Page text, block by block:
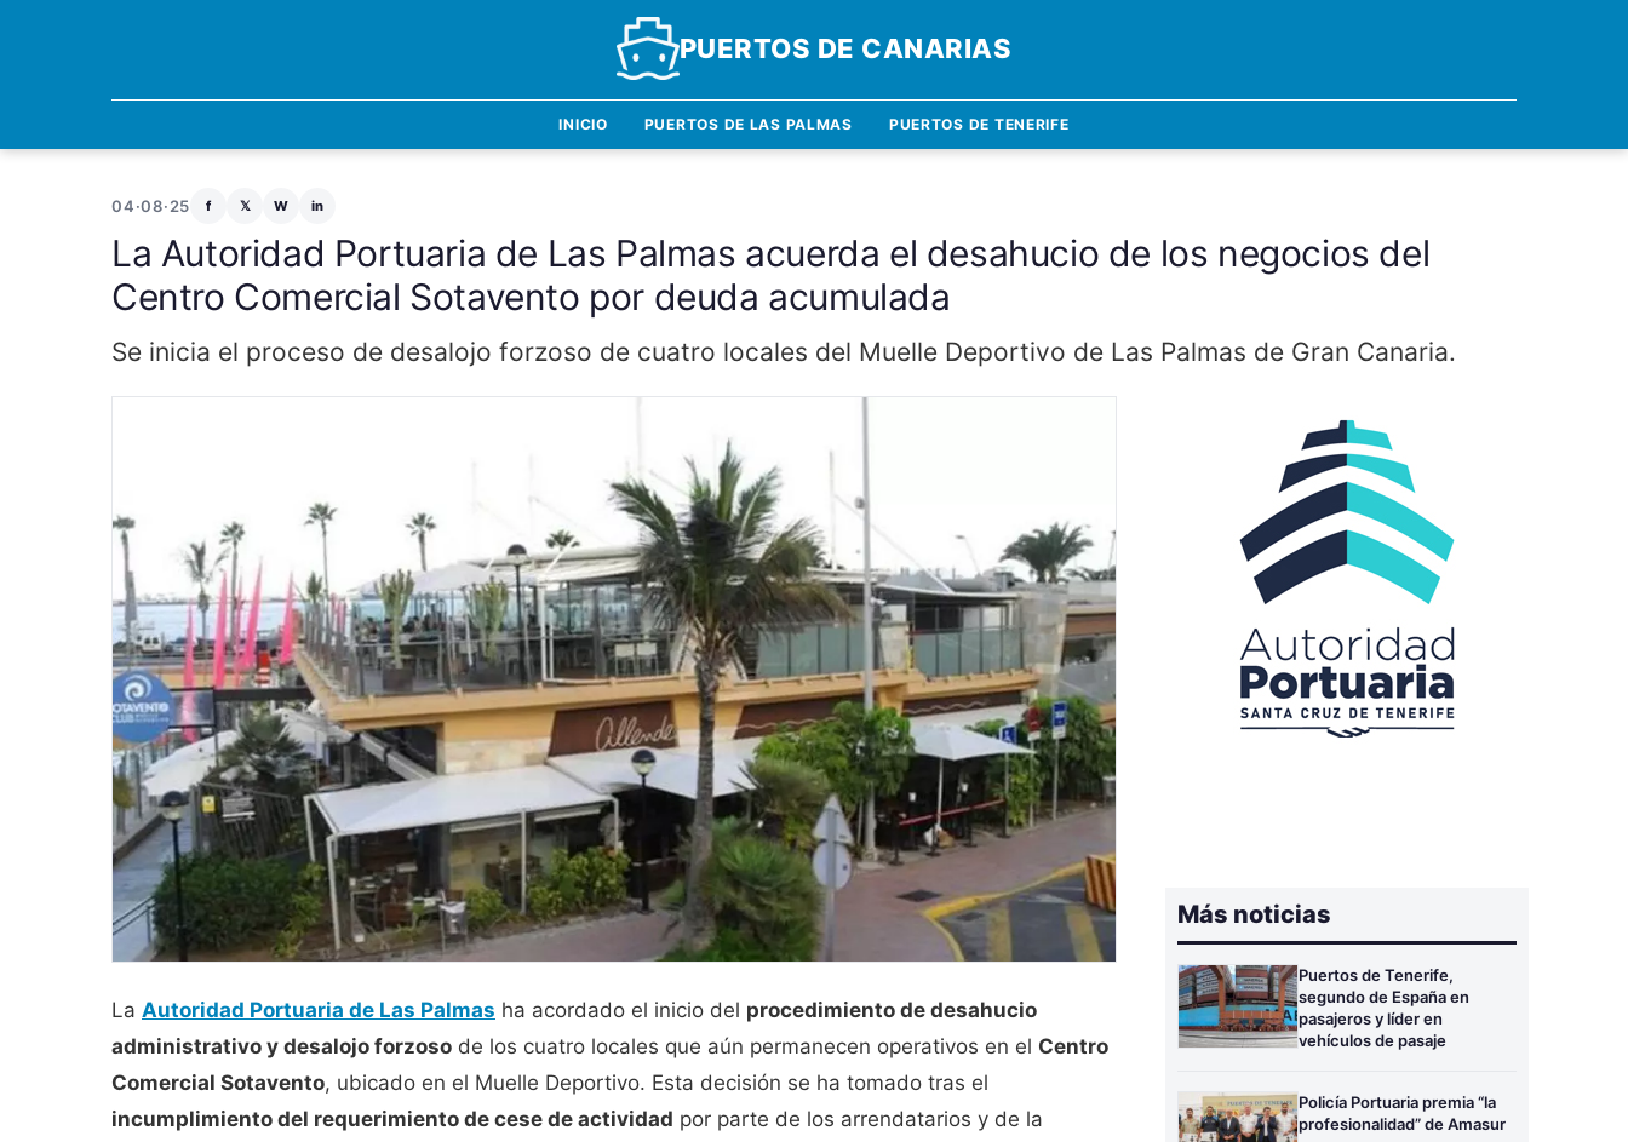
PUERTOS DE CANARIAS
INICIO PUERTOS DE LAS PALMAS PUERTOS DE TENERIFE
04·08·25 f 𝕏 W in
La Autoridad Portuaria de Las Palmas acuerda el desahucio de los negocios del
Centro Comercial Sotavento por deuda acumulada
Se inicia el proceso de desalojo forzoso de cuatro locales del Muelle Deportivo de Las Palmas de Gran Canaria.
La Autoridad Portuaria de Las Palmas ha acordado el inicio del procedimiento de desahucio
administrativo y desalojo forzoso de los cuatro locales que aún permanecen operativos en el Centro
Comercial Sotavento, ubicado en el Muelle Deportivo. Esta decisión se ha tomado tras el
incumplimiento del requerimiento de cese de actividad por parte de los arrendatarios y de la
Más noticias
Puertos de Tenerife,
segundo de España en
pasajeros y líder en
vehículos de pasaje
Policía Portuaria premia “la
profesionalidad” de Amasur